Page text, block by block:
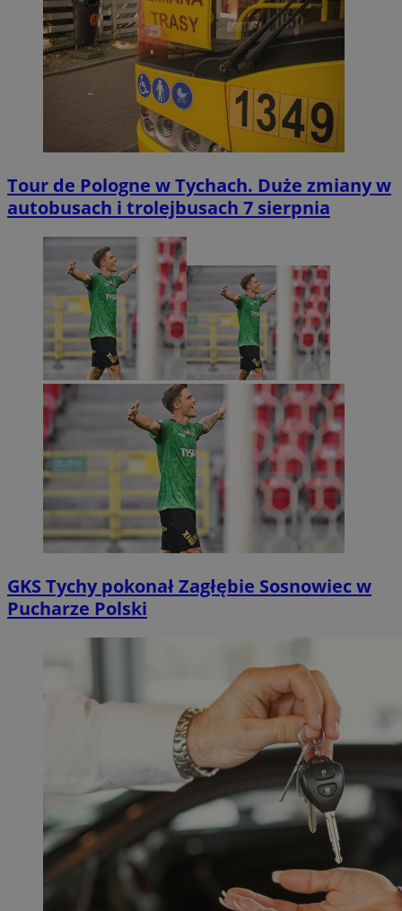
Tour de Pologne w Tychach. Duże zmiany w
autobusach i trolejbusach 7 sierpnia
GKS Tychy pokonał Zagłębie Sosnowiec w
Pucharze Polski